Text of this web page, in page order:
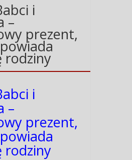
i
–
prezent,
rodziny
i
–
prezent,
rodziny